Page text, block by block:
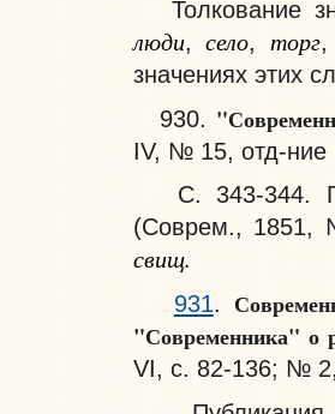
Толкование
люди, село, торг,
значениях этих
930.
IV, № 15, отд-ние
С. 343-344.
(Соврем., 1851,
свищ.
931.
"Современника" о
VI, с. 82-136; №